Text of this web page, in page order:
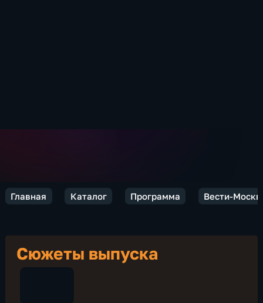
Главная Каталог Программа Вести-
Сюжеты выпуска